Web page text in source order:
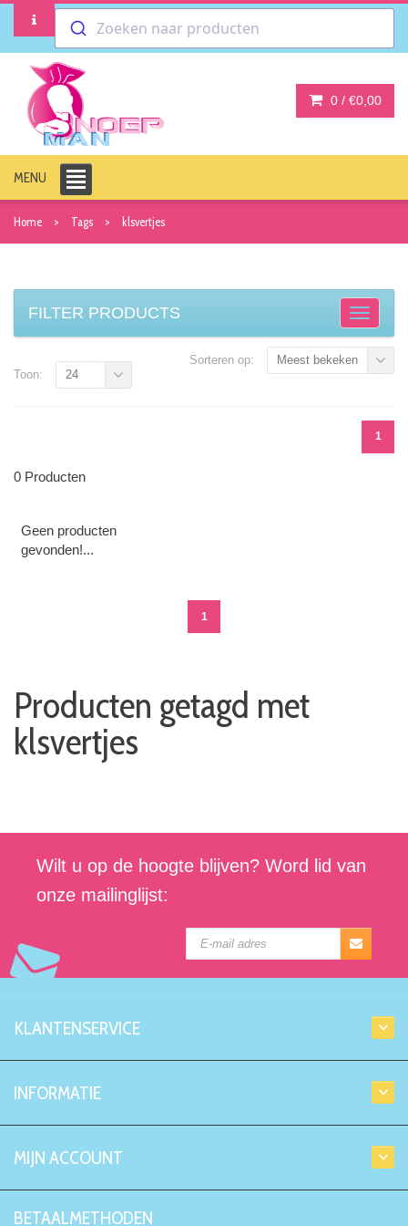
Zoeken naar producten
0 / €0,00
MENU
Home Tags klsvertjes
FILTER PRODUCTS
Sorteren op: Meest bekeken
1
Toon: 24
0 Producten
Geen producten
gevonden!...
1
Producten getagd met
klsvertjes
Wilt u op de hoogte blijven? Word lid van
onze mailinglijst:
KLANTENSERVICE
INFORMATIE
MIJN ACCOUNT
BETAALMETHODEN